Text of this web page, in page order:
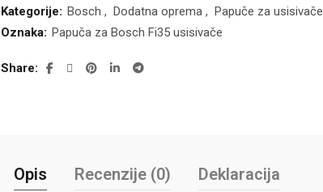
Kategorije: Bosch , Dodatna oprema , Papuče za usisivače
Oznaka: Papuča za Bosch Fi35 usisivače
Share
Opis Recenzije (0) Deklaracija